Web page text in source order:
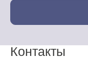
Контакты